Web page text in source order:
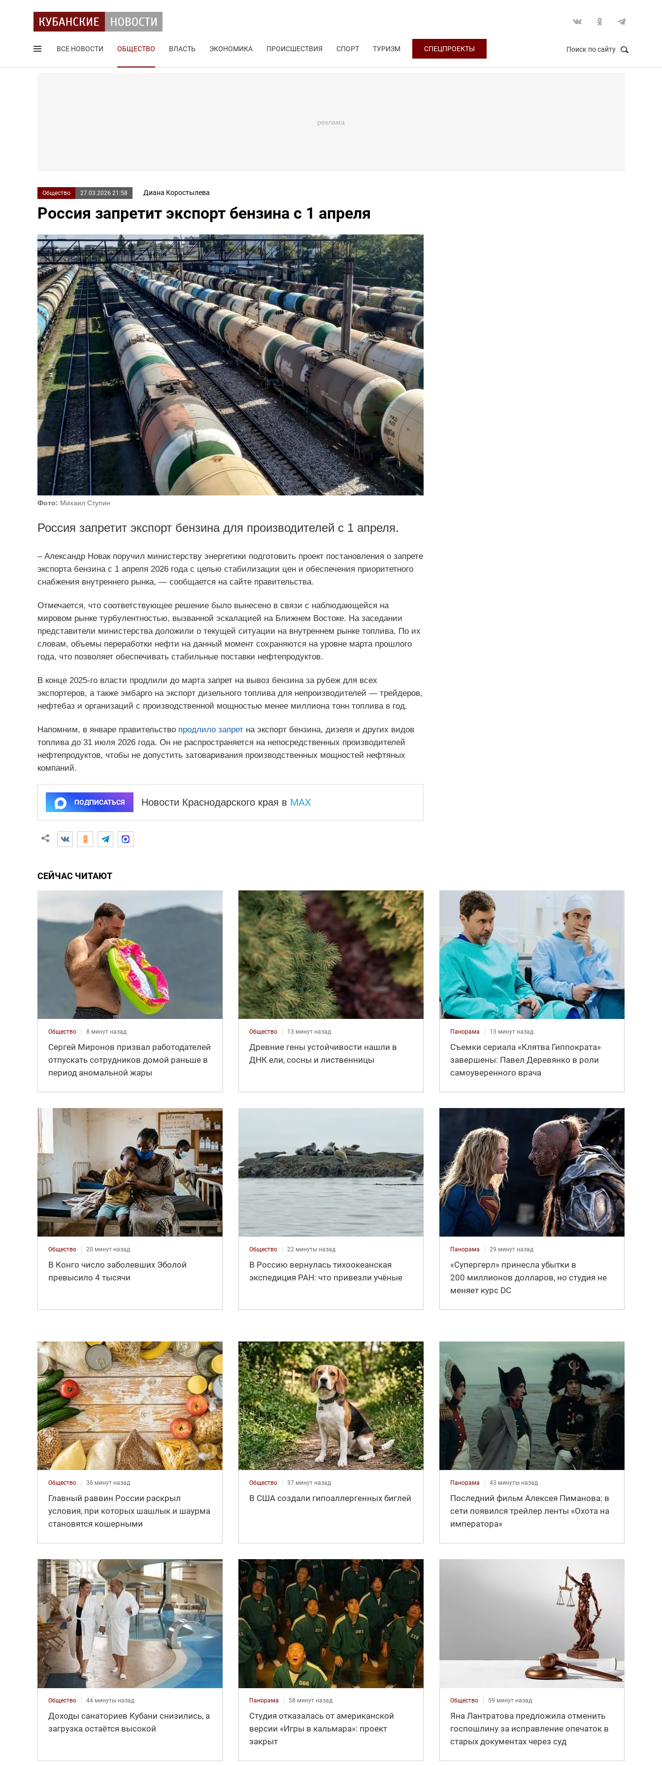
ВСЕ НОВОСТИ ОБЩЕСТВО ВЛАСТЬ ЭКОНОМИКА ПРОИСШЕСТВИЯ СПОРТ ТУРИЗМ СПЕЦПРОЕКТЫ Поиск по сайту
Общество 27.03.2026 21:58 Диана Коростылева
Россия запретит экспорт бензина с 1 апреля
Фото: Михаил Ступин
Россия запретит экспорт бензина для производителей с 1 апреля.
– Александр Новак поручил министерству энергетики подготовить проект постановления о запрете
экспорта бензина с 1 апреля 2026 года с целью стабилизации цен и обеспечения приоритетного
снабжения внутреннего рынка, — сообщается на сайте правительства.
Отмечается, что соответствующее решение было вынесено в связи с наблюдающейся на
мировом рынке турбулентностью, вызванной эскалацией на Ближнем Востоке. На заседании
представители министерства доложили о текущей ситуации на внутреннем рынке топлива. По их
словам, объемы переработки нефти на данный момент сохраняются на уровне марта прошлого
года, что позволяет обеспечивать стабильные поставки нефтепродуктов.
В конце 2025-го власти продлили до марта запрет на вывоз бензина за рубеж для всех
экспортеров, а также эмбарго на экспорт дизельного топлива для непроизводителей — трейдеров,
нефтебаз и организаций с производственной мощностью менее миллиона тонн топлива в год.
Напомним, в январе правительство продлило запретна экспорт бензина, дизеля и других видов
топлива до 31 июля 2026 года. Он не распространяется на непосредственных производителей
нефтепродуктов, чтобы не допустить затоваривания производственных мощностей нефтяных
компаний.
ПОДПИСАТЬСЯ Новости Краснодарского края в MAX
СЕЙЧАС ЧИТАЮТ
Общество 8 минут назад
Сергей Миронов призвал работодателей
отпускать сотрудников домой раньше в
период аномальной жары
Общество 13 минут назад
Древние гены устойчивости нашли в
ДНК ели, сосны и лиственницы
Панорама 13 минут назад
Съемки сериала «Клятва Гиппократа»
завершены: Павел Деревянко в роли
самоуверенного врача
Общество 20 минут назад
В Конго число заболевших Эболой
превысило 4 тысячи
Общество 22 минуты назад
В Россию вернулась тихоокеанская
экспедиция РАН: что привезли учёные
Панорама 29 минут назад
«Супергерл» принесла убытки в
200 миллионов долларов, но студия не
меняет курс DC
Общество 36 минут назад
Главный раввин России раскрыл
условия, при которых шашлык и шаурма
становятся кошерными
Общество 37 минут назад
В США создали гипоаллергенных биглей
Панорама 43 минуты назад
Последний фильм Алексея Пиманова: в
сети появился трейлер ленты «Охота на
императора»
Общество 44 минуты назад
Доходы санаториев Кубани снизились, а
загрузка остаётся высокой
Панорама 58 минут назад
Студия отказалась от американской
версии «Игры в кальмара»: проект
закрыт
Общество 59 минут назад
Яна Лантратова предложила отменить
госпошлину за исправление опечаток в
старых документах через суд